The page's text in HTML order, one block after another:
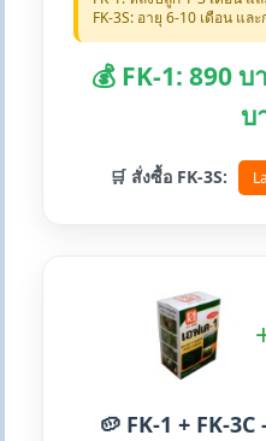
FK-3S: อายุ 6-10 เดือน แล
💰 FK-1: 890
บ
🛒 สั่งซื้อ FK-3S:
🥔 FK-1 + FK-